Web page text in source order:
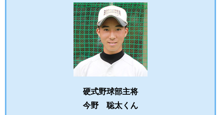
硬式野球部主将
今野 聡太くん